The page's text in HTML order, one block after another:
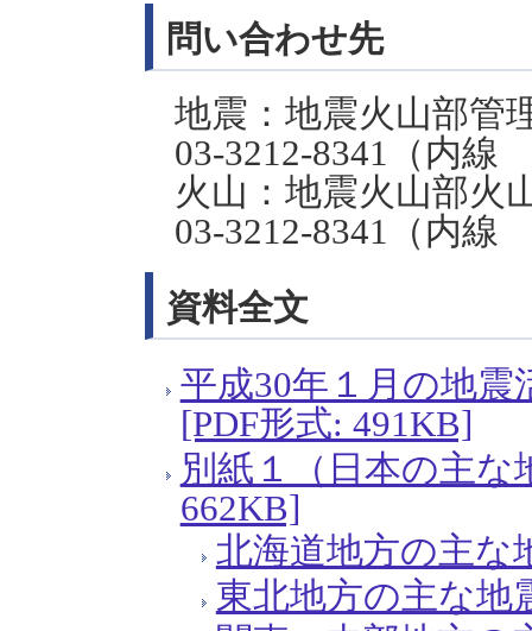
問い合わせ先
地震：地震火山部
03-3212-8341（内線
火山：地震火山部
03-3212-8341（内線
資料全文
平成30年１月の地
[PDF形式: 491KB]
別紙１（日本の主な
662KB]
北海道地方の主な
東北地方の主な地